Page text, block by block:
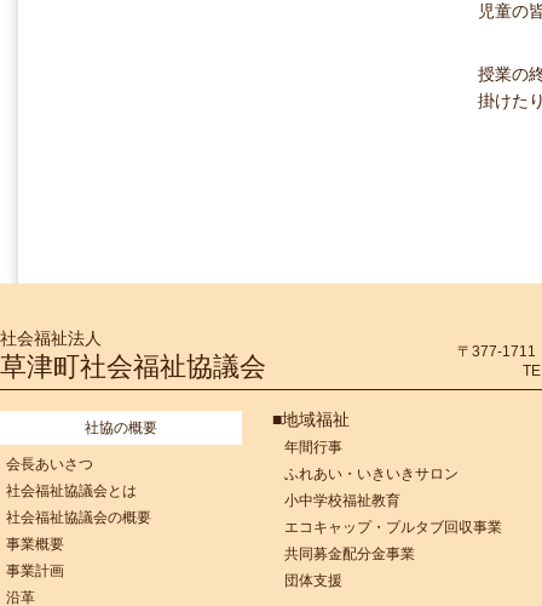
児童の
授業の
掛けた
社会福祉法人
草津町社会福祉協議会
〒377-1711
社協の概要
会長あいさつ
社会福祉協議会とは
社会福祉協議会の概要
事業概要
事業計画
沿革
■地域福祉
年間行事
ふれあい・いきいきサロン
小中学校福祉教育
エコキャップ・プルタブ回収事業
共同募金配分金事業
団体支援